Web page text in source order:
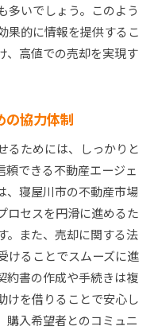
多いでしょう。このよう
果的に情報を提供するこ
、高値での売却を実現す
の協力体制
るためには、しっかりと
頼できる不動産エージェ
、寝屋川市の不動産市場
ロセスを円滑に進めるた
。また、売却に関する法
けることでスムーズに進
約書の作成や手続きは複
けを借りることで安心し
購入希望者とのコミュニ